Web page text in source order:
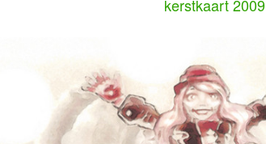
kerstkaart 2009